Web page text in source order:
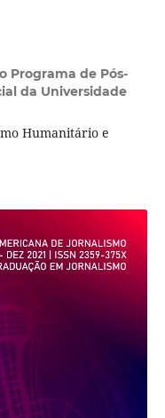
Programa de Pós-
da Universidade
Humanitário e